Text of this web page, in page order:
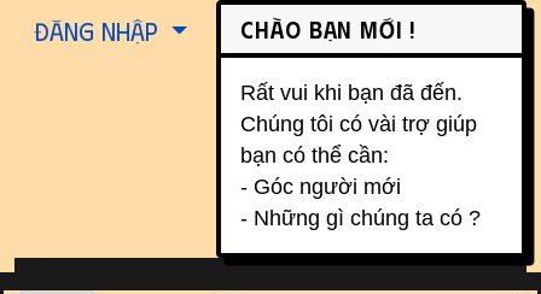
Site identity, navigation, etc.
Đăng nhập Chào bạn mới !
Rất vui khi bạn đã đến.
Chúng tôi có vài trợ giúp
bạn có thể cần:
- Góc người mới
- Những gì chúng ta có ?